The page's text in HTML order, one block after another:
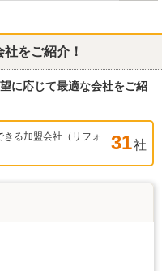
をご紹介！
に応じて最適な会社をご紹
る加盟会社（リフォ
31社